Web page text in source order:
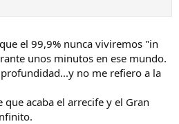
el 99,9% nunca viviremos "in
unos minutos en ese mundo.
no me refiero a la
que acaba el arrecife y el Gran